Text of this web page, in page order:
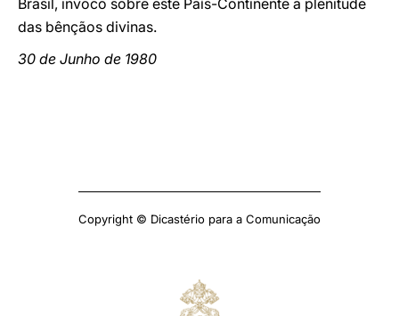
Brasil, invoco sobre este País-Continente a plenitude
das bênçãos divinas.
30 de Junho de 1980
Copyright © Dicastério para a Comunicação